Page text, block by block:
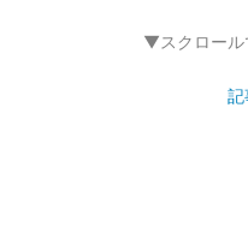
▼スクロー
記